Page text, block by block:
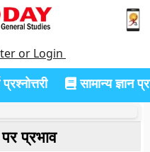
or Login
सामान्य ज्ञान
प्रभाव